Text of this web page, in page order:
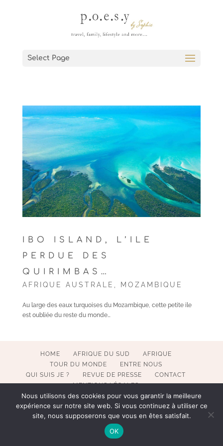
Select Page
IBO ISLAND, L’ILE
PERDUE DES
QUIRIMBAS…
AFRIQUE AUSTRALE MOZAMBIQUE
Au large des eaux turquoises du Mozambique, cette petite ile
est oubliée du reste du monde…
HOME AFRIQUE DU SUD
AFRIQUE
TOUR DU MONDE
ENTRE NOUS
QUI SUIS JE ?
REVUE DE PRESSE
CONTACT
MENTIONS LÉGALES
COPYRIGHT 2017-2023 POESY BY SOPHIE. ALL RIGHTS
RESERVED. WEBMASTER BECATEK.
Nous utilisons des cookies pour vous garantir la meilleure
expérience sur notre site web. Si vous continuez à utiliser ce
site, nous supposerons que vous en êtes satisfait.
OK